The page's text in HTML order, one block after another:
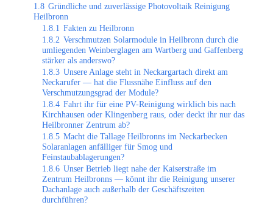
1.8 Gründliche und zuverlässige Photovoltaik Reinigung
Heilbronn
1.8.1 Fakten zu Heilbronn
1.8.2 Verschmutzen Solarmodule in Heilbronn durch die
umliegenden Weinberglagen am Wartberg und Gaffenberg
stärker als anderswo?
1.8.3 Unsere Anlage steht in Neckargartach direkt am
Neckarufer — hat die Flussnähe Einfluss auf den
Verschmutzungsgrad der Module?
1.8.4 Fahrt ihr für eine PV-Reinigung wirklich bis nach
Kirchhausen oder Klingenberg raus, oder deckt ihr nur das
Heilbronner Zentrum ab?
1.8.5 Macht die Tallage Heilbronns im Neckarbecken
Solaranlagen anfälliger für Smog und
Feinstaubablagerungen?
1.8.6 Unser Betrieb liegt nahe der Kaiserstraße im
Zentrum Heilbronns — könnt ihr die Reinigung unserer
Dachanlage auch außerhalb der Geschäftszeiten
durchführen?